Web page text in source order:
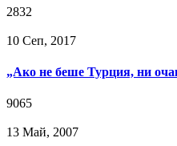
2832
10 Сeп, 2017
„Ако не беше Турция, ни
9065
13 Май, 2007